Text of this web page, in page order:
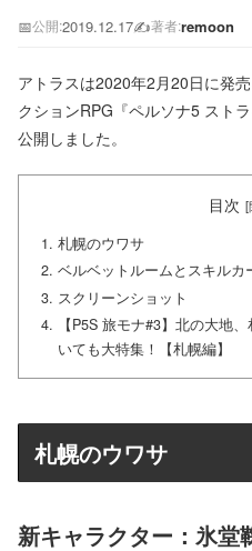
📅公開:2019.12.17✍️著者:remoon
アトラスは2020年2月20日に発
クションRPG『ペルソナ5 スト
公開しました。
目次
札幌のウワサ
ベルベットルームとスキルカ
スクリーンショット
【P5S 旅モナ#3】北の大地
いても大特集！【札幌編】
札幌のウワサ
新キャラクター：氷堂